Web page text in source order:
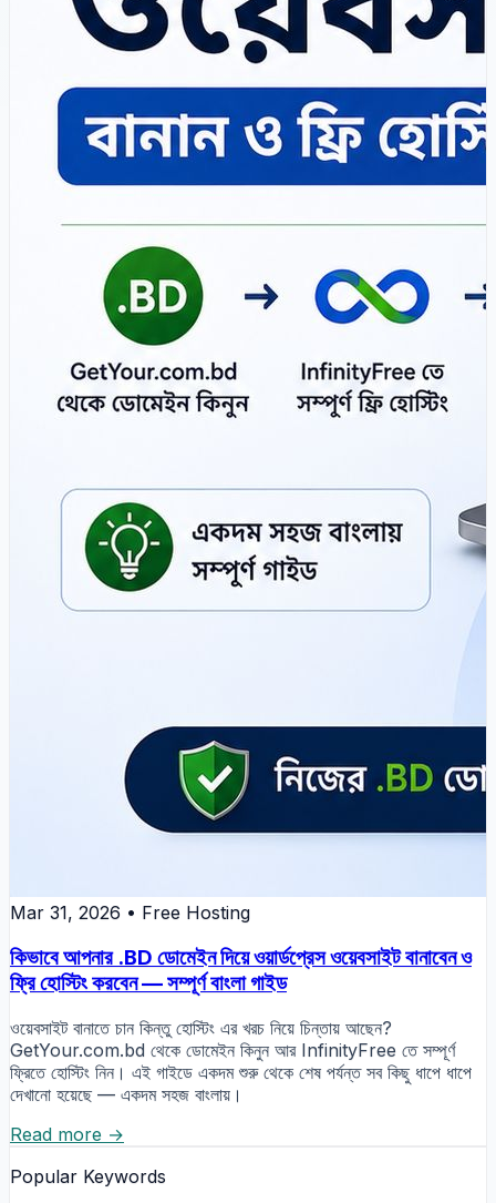
Mar 31, 2026 • Free Hosting
কিভাবে আপনার .BD ডোমেইন দিয়ে ওয়ার্ডপ্রেস ওয়েবসাইট বানাবেন ও
ফ্রি হোস্টিং করবেন — সম্পূর্ণ বাংলা গাইড
ওয়েবসাইট বানাতে চান কিন্তু হোস্টিং এর খরচ নিয়ে চিন্তায় আছেন?
GetYour.com.bd থেকে ডোমেইন কিনুন আর InfinityFree তে সম্পূর্ণ
ফ্রিতে হোস্টিং নিন। এই গাইডে একদম শুরু থেকে শেষ পর্যন্ত সব কিছু ধাপে ধাপে
দেখানো হয়েছে — একদম সহজ বাংলায়।
Read more →
Popular Keywords